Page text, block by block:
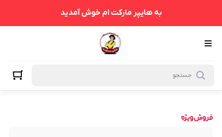
به هایپر مارکت ام خوش آمدید